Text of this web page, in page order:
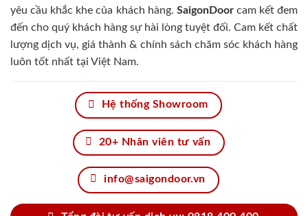
yêu cầu khắc khe của khách hàng. SaigonDoorcam kết đem
đến cho quý khách hàng sự hài lòng tuyệt đối. Cam kết chất
lượng dịch vụ, giá thành & chính sách chăm sóc khách hàng
luôn tốt nhất tại Việt Nam.
Hệ thống Showroom
20+ Nhân viên tư vấn
info@saigondoor.vn